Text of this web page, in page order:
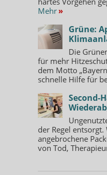
Mehr »
Grüne:
Die
für mehr
dem Motto
schnelle Hilfe für
Second-
der Regel
angebrochene
von Tod,